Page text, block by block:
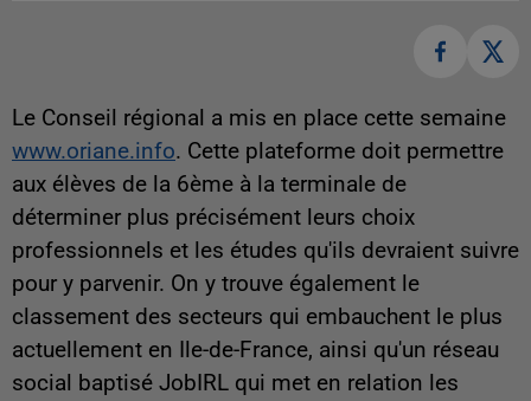
Le Conseil régional a mis en place cette semaine
www.oriane.info. Cette plateforme doit permettre
aux élèves de la 6ème à la terminale de
déterminer plus précisément leurs choix
professionnels et les études qu'ils devraient suivre
pour y parvenir. On y trouve également le
classement des secteurs qui embauchent le plus
actuellement en Ile-de-France, ainsi qu'un réseau
social baptisé JobIRL qui met en relation les